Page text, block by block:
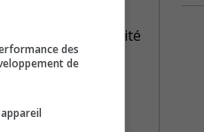
d’accessibilité
des
de